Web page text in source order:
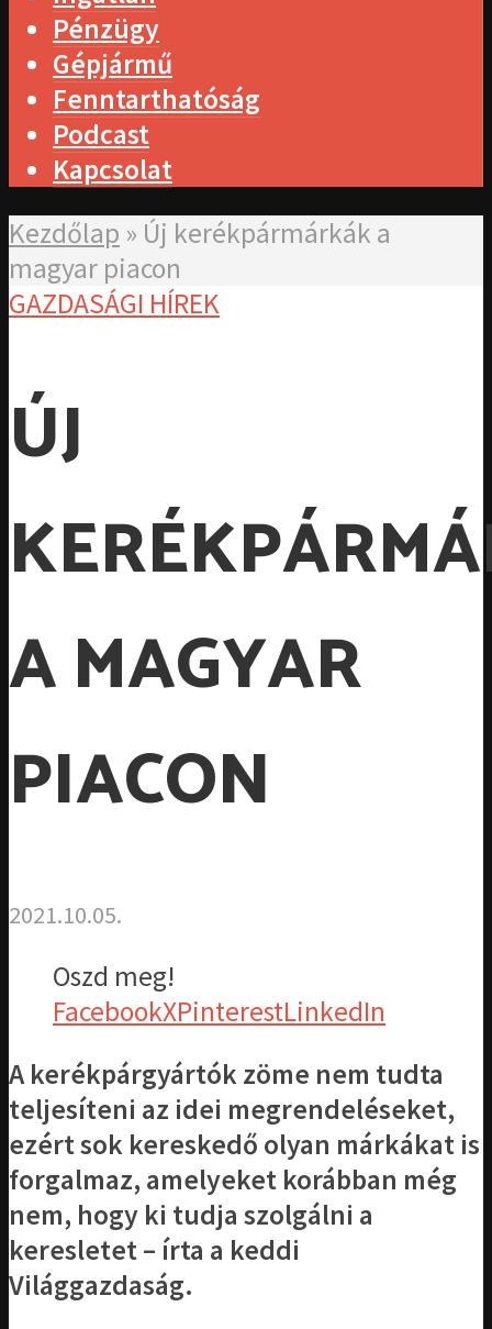
Pénzügy
Gépjármű
Fenntarthatóság
Podcast
Kapcsolat
Kezdőlap » Új kerékpármárkák a
magyar piacon
GAZDASÁGI HÍREK
ÚJ
A MAGYAR
PIACON
2021.10.05.
Oszd meg!
FacebookXPinterestLinkedIn
A kerékpárgyártók zöme nem tudta
teljesíteni az idei megrendeléseket,
ezért sok kereskedő olyan márkákat is
forgalmaz, amelyeket korábban még
nem, hogy ki tudja szolgálni a
keresletet – írta a keddi
Világgazdaság.